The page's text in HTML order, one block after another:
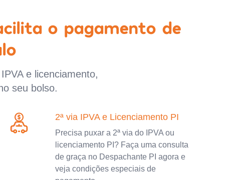
o pagamento de
e licenciamento,
seu bolso.
2ª via IPVA e Licenciamento PI
Precisa puxar a 2ª via do IPVA ou
licenciamento PI? Faça uma consulta
de graça no Despachante PI agora e
veja condições especiais de